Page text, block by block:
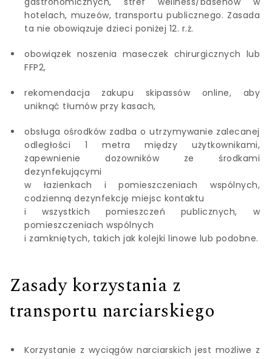
hotelach, muzeów, transportu publicznego. Zasada
ta nie obowiązuje dzieci poniżej 12. r.ż.
obowiązek noszenia maseczek chirurgicznych lub
FFP2,
rekomendacja zakupu skipassów online, aby
uniknąć tłumów przy kasach,
obsługa ośrodków zadba o utrzymywanie zalecanej
odległości 1 metra między użytkownikami,
zapewnienie dozowników ze środkami
dezynfekującymi
w łazienkach i pomieszczeniach wspólnych,
codzienną dezynfekcję miejsc kontaktu
i wszystkich pomieszczeń publicznych, w
pomieszczeniach wspólnych
i zamkniętych, takich jak kolejki linowe lub podobne.
Zasady korzystania z
transportu narciarskiego
Korzystanie z wyciągów narciarskich jest możliwe z